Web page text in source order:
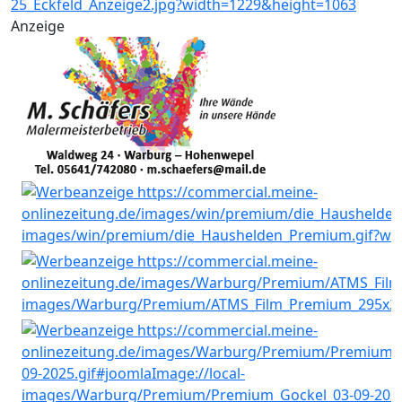
Anzeige